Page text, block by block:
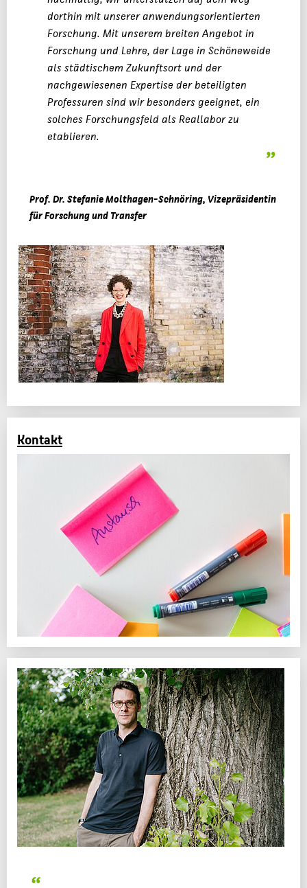
dorthin mit unserer anwendungsorientierten
Forschung. Mit unserem breiten Angebot in
Forschung und Lehre, der Lage in Schöneweide
als städtischem Zukunftsort und der
nachgewiesenen Expertise der beteiligten
Professuren sind wir besonders geeignet, ein
solches Forschungsfeld als Reallabor zu
etablieren.
Prof. Dr. Stefanie Molthagen-Schnöring, Vizepräsidentin
für Forschung und Transfer
Kontakt